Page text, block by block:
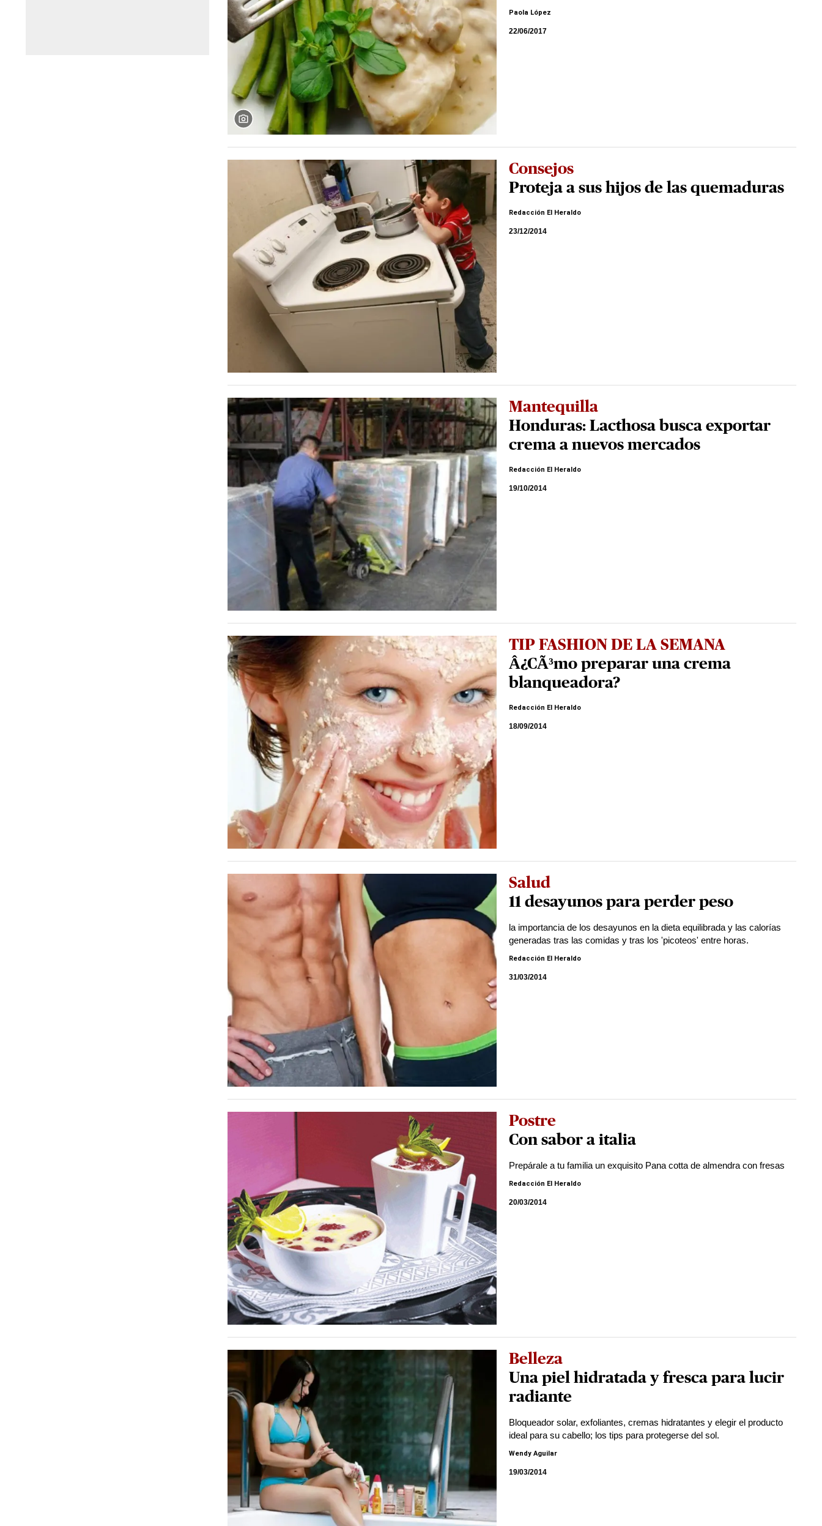
Paola López
22/06/2017
Consejos
Proteja a sus hijos de las quemaduras
Redacción El Heraldo
23/12/2014
Mantequilla
Honduras: Lacthosa busca exportar
crema a nuevos mercados
Redacción El Heraldo
19/10/2014
TIP FASHION DE LA SEMANA
Â¿CÃ³mo preparar una crema
blanqueadora?
Redacción El Heraldo
18/09/2014
Salud
11 desayunos para perder peso
la importancia de los desayunos en la dieta equilibrada y las calorías
generadas tras las comidas y tras los 'picoteos' entre horas.
Redacción El Heraldo
31/03/2014
Postre
Con sabor a italia
Prepárale a tu familia un exquisito Pana cotta de almendra con fresas
Redacción El Heraldo
20/03/2014
Belleza
Una piel hidratada y fresca para lucir
radiante
Bloqueador solar, exfoliantes, cremas hidratantes y elegir el producto
ideal para su cabello; los tips para protegerse del sol.
Wendy Aguilar
19/03/2014